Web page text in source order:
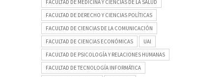
FACULTAD DE MEDICINA Y CIENCIAS DE LA SALUD
FACULTAD DE DERECHO Y CIENCIAS POLÍTICAS
FACULTAD DE CIENCIAS DE LA COMUNICACIÓN
FACULTAD DE CIENCIAS ECONÓMICAS
UAI
FACULTAD DE PSICOLOGÍA Y RELACIONES HUMANAS
FACULTAD DE TECNOLOGÍA INFORMÁTICA